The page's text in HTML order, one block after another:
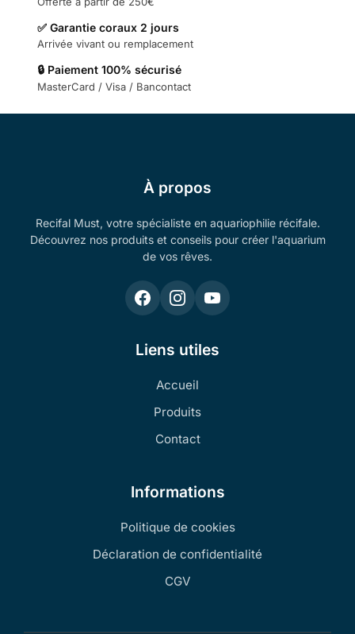
✅ Garantie coraux 2 jours
Arrivée vivant ou remplacement
🔒 Paiement 100% sécurisé
MasterCard / Visa / Bancontact
À propos
Recifal Must, votre spécialiste en aquariophilie récifale.
Découvrez nos produits et conseils pour créer l'aquarium
de vos rêves.
Liens utiles
Accueil
Produits
Contact
Informations
Politique de cookies
Déclaration de confidentialité
CGV